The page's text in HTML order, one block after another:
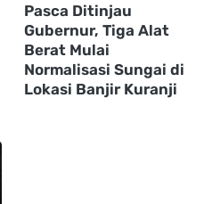
Pasca Ditinjau
Gubernur, Tiga Alat
Berat Mulai
Normalisasi Sungai di
Lokasi Banjir Kuranji